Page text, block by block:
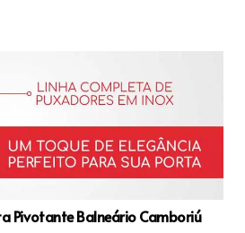
Pivotante Balneário Camboriú